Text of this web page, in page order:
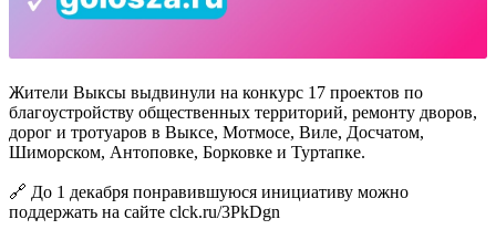
Жители Выксы выдвинули на конкурс 17 проектов по
благоустройству общественных территорий, ремонту дворов,
дорог и тротуаров в Выксе, Мотмосе, Виле, Досчатом,
Шиморском, Антоповке, Борковке и Туртапке.
🔗 До 1 декабря понравившуюся инициативу можно
поддержать на сайте clck.ru/3PkDgn